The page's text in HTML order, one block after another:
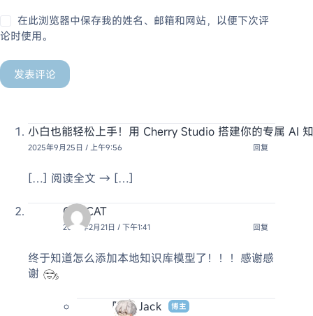
在此浏览器中保存我的姓名、邮箱和网站，以便下次评
论时使用。
发表评论
小白也能轻松上手！用 Cherry Studio 搭建你的专属 AI
2025年9月25日 / 上午9:56 回复
[…] 阅读全文 → […]
CHACAT
2025年2月21日 / 下午1:41 回复
终于知道怎么添加本地知识库模型了！！！感谢感
谢
阿杰 Jack
博主